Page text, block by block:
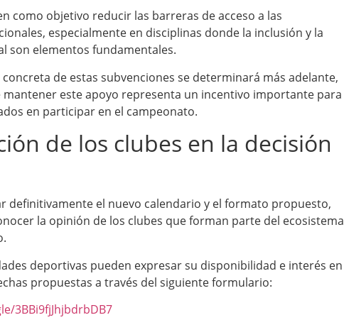
como objetivo reducir las barreras de acceso a las
especialmente en disciplinas donde la inclusión y la
son elementos fundamentales.
de estas subvenciones se determinará más adelante,
este apoyo representa un incentivo importante para
en participar en el campeonato.
de los clubes en la decisión
definitivamente el nuevo calendario y el formato propuesto,
la opinión de los clubes que forman parte del ecosistema
deportivas pueden expresar su disponibilidad e interés en
propuestas a través del siguiente formulario:
3BBi9fjJhjbdrbDB7